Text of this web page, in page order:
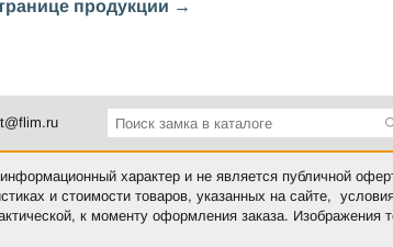
продукции →
характер и не является публичной
и стоимости товаров, указанных на сайте,
к моменту оформления заказа.